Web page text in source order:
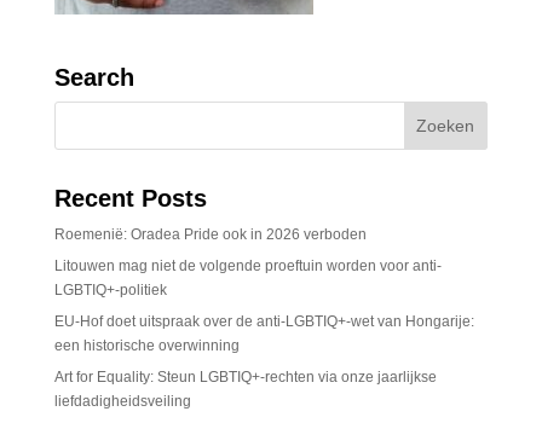
Search
Recent Posts
Roemenië: Oradea Pride ook in 2026 verboden
Litouwen mag niet de volgende proeftuin worden voor anti-
LGBTIQ+-politiek
EU-Hof doet uitspraak over de anti-LGBTIQ+-wet van Hongarije:
een historische overwinning
Art for Equality: Steun LGBTIQ+-rechten via onze jaarlijkse
liefdadigheidsveiling